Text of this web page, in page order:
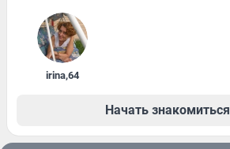
irina,64
Начать знакомиться